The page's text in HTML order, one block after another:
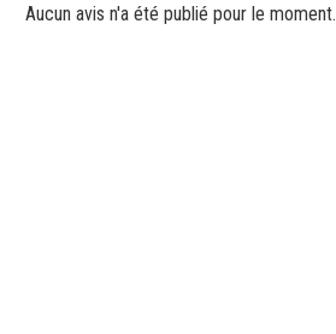
Aucun avis n'a été publié pour le moment.